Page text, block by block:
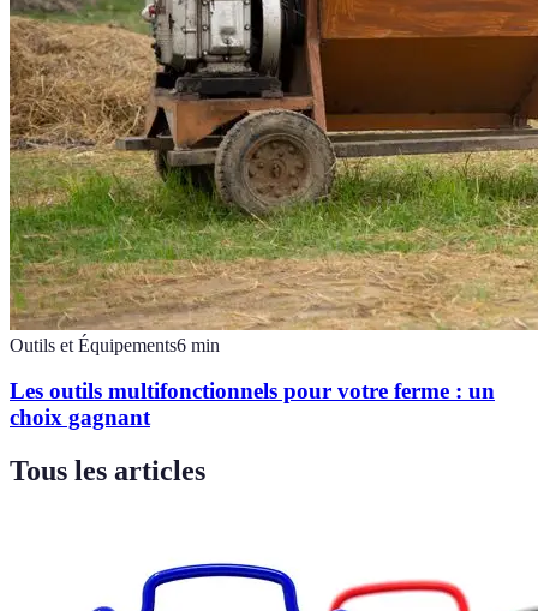
Outils et Équipements6 min
Les outils multifonctionnels pour votre ferme : un
choix gagnant
Tous les articles